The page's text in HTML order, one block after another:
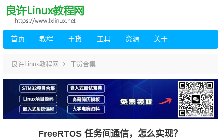
首页 教程 干货 工具 资源 关于
良许Linux教程网 干货合集
FreeRTOS 任务间通信，怎么实现？